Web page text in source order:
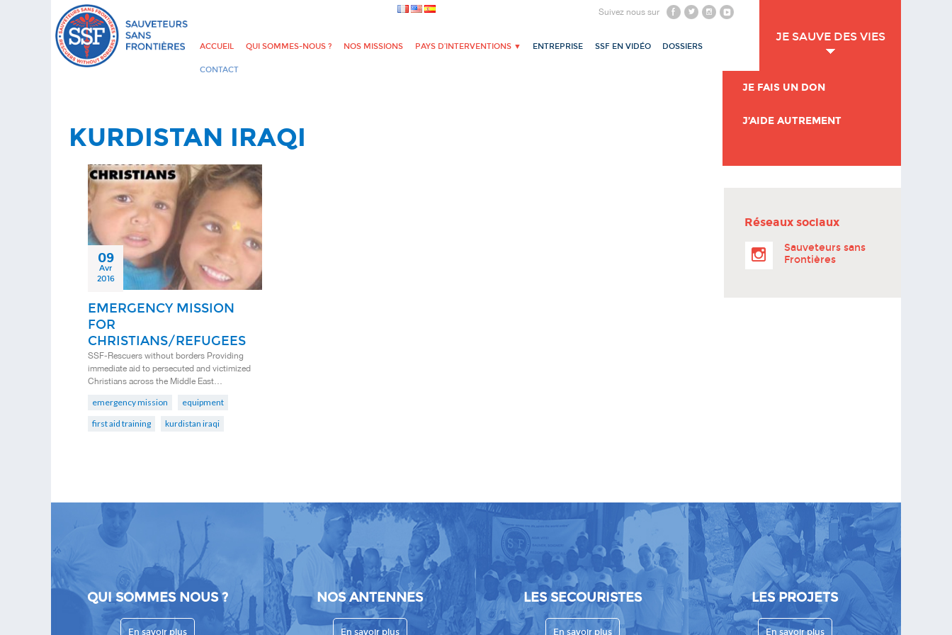
Suivez nous sur
ACCUEIL QUI SOMMES-NOUS ? NOS MISSIONS PAYS D’INTERVENTIONS ▼ ENTREPRISE SSF EN VIDÉO DOSSIERS
CONTACT
JE SAUVE DES VIES
JE FAIS UN DON
J’AIDE AUTREMENT
KURDISTAN IRAQI
09
Avr
2016
EMERGENCY MISSION
FOR
CHRISTIANS/REFUGEES
SSF-Rescuers without borders Providing
immediate aid to persecuted and victimized
Christians across the Middle East…
emergency mission
equipment
first aid training
kurdistan iraqi
Réseaux sociaux
Sauveteurs sans
Frontières
QUI SOMMES NOUS ?
En savoir plus
NOS ANTENNES
En savoir plus
LES SECOURISTES
En savoir plus
LES PROJETS
En savoir plus